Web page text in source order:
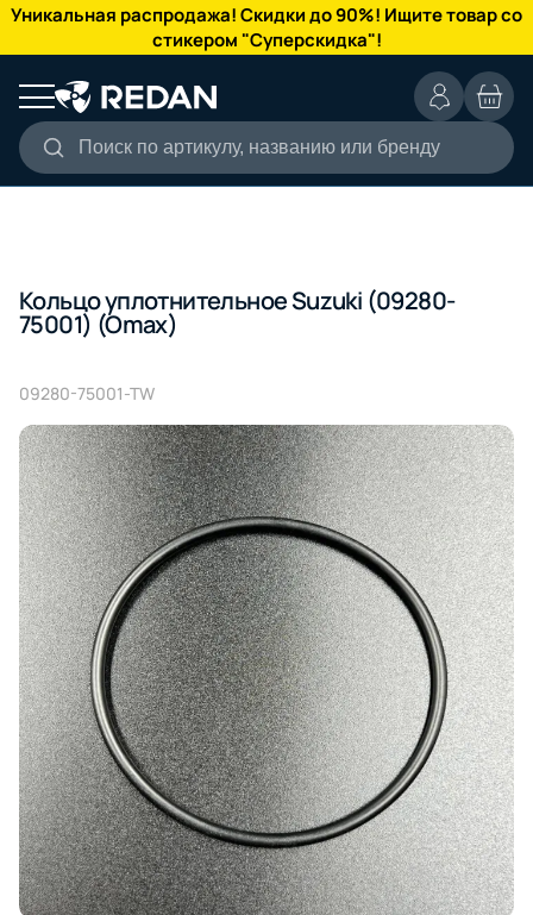
Уникальная распродажа! Скидки до 90%! Ищите товар со
стикером "Суперскидка"!
Поиск по артикулу, названию или бренду
КАТАЛОГ
Кольцо уплотнительное Suzuki (09280-
75001) (Omax)
09280-75001-TW